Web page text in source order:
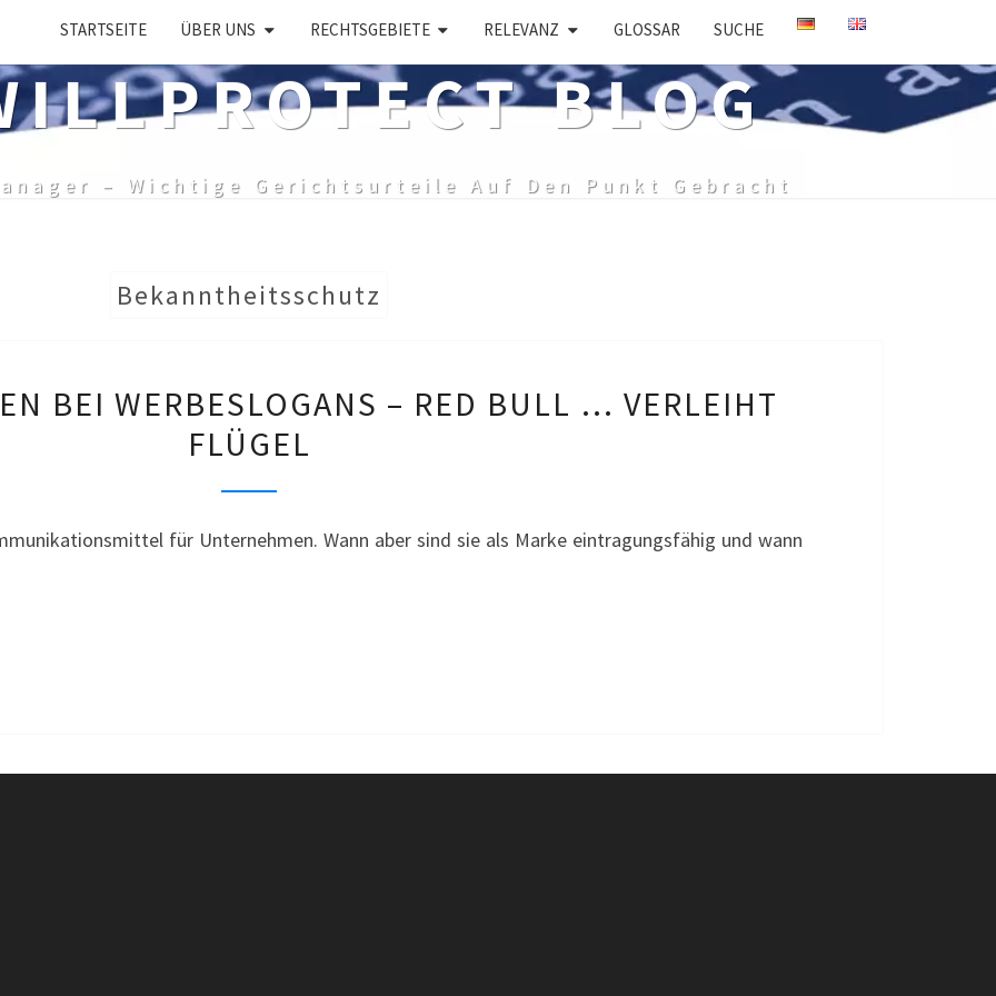
STARTSEITE ÜBER UNS RECHTSGEBIETE RELEVANZ GLOSSAR SUCHE
BLOG
– Wichtige Gerichtsurteile Auf Den Punkt Gebracht
Bekanntheitsschutz
BEI
WERBESLOGANS
BULL
BEI WERBESLOGANS – RED BULL … VERLEIHT
FLÜGEL
für Unternehmen. Wann aber sind sie als Marke eintragungsfähig und wann